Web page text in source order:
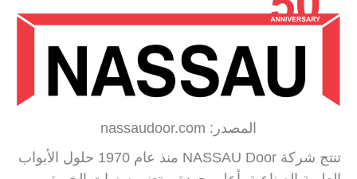
المصدر: nassaudoor.com
تنتج شركة NASSAU Door منذ عام 1970 حلول الأبواب